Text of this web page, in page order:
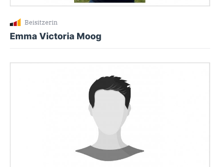
Beisitzerin
Emma Victoria Moog